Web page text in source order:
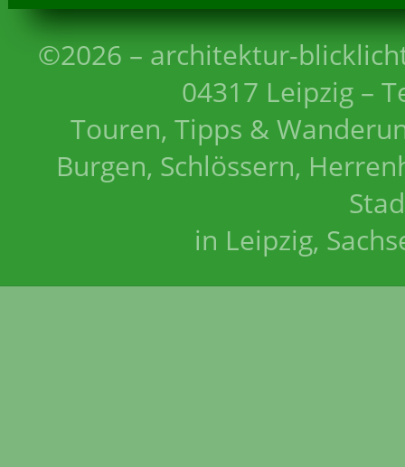
©2026 – architektur-
04317 Leipzig –
Touren, Tipps &
Burgen, Schlössern,
in Leipzig,